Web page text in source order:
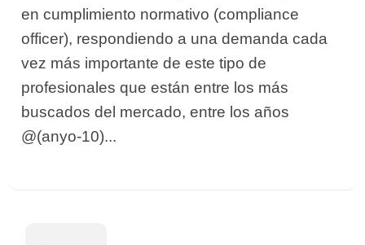
en cumplimiento normativo (compliance
officer), respondiendo a una demanda cada
vez más importante de este tipo de
profesionales que están entre los más
buscados del mercado, entre los años
@(anyo-10)...